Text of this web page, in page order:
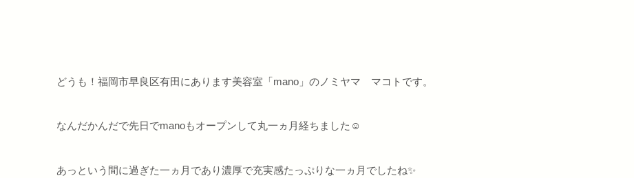
どうも！福岡市早良区有田にあります美容室「mano」のノミヤマ マコトです。
なんだかんだで先日でmanoもオープンして丸一ヵ月経ちました☺️
あっという間に過ぎた一ヵ月であり濃厚で充実感たっぷりな一ヵ月でしたね✨